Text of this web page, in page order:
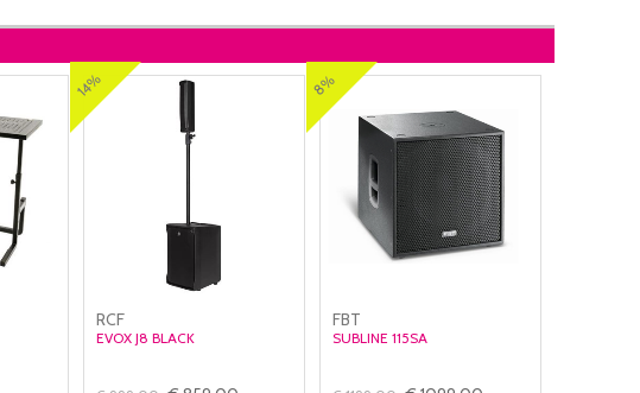
14%
RCF
EVOX J8 BLACK
8%
FBT
SUBLINE 115SA